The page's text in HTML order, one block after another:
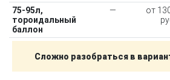
75-95л,
тороидальный
баллон
—
от
Сложно разобраться в